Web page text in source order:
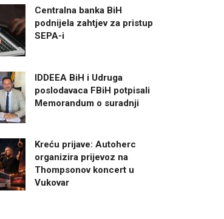
Centralna banka BiH
podnijela zahtjev za pristup
SEPA-i
IDDEEA BiH i Udruga
poslodavaca FBiH potpisali
Memorandum o suradnji
Kreću prijave: Autoherc
organizira prijevoz na
Thompsonov koncert u
Vukovar